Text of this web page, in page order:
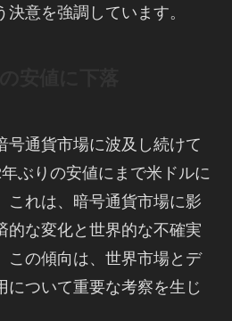
意を強調しています。
号通貨市場に波及し続けて
ぶりの安値にまで米ドルに
これは、暗号通貨市場に影
的な変化と世界的な不確実
この傾向は、世界市場とデ
について重要な考察を生じ